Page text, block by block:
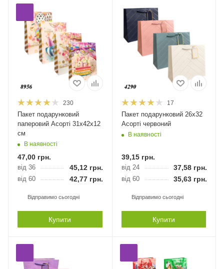
230
Пакет подарунковий
паперовий Асорті 31х42х12
см
В наявності
47,00 грн.
від 36 45,12 грн.
від 60 42,77 грн.
Відправимо сьогодні
Купити
17
Пакет подарунковий 26х32
Асорті червоний
В наявності
39,15грн.
від 24 37,58грн.
від 60 35,63грн.
Відправимо сьогодні
Купити